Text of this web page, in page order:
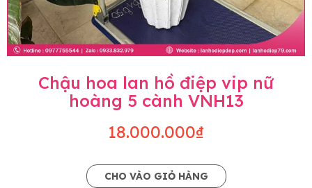
Chậu hoa lan hồ điệp vip nữ
hoàng 5 cành VNH13
18.000.000₫
CHO VÀO GIỎ HÀNG